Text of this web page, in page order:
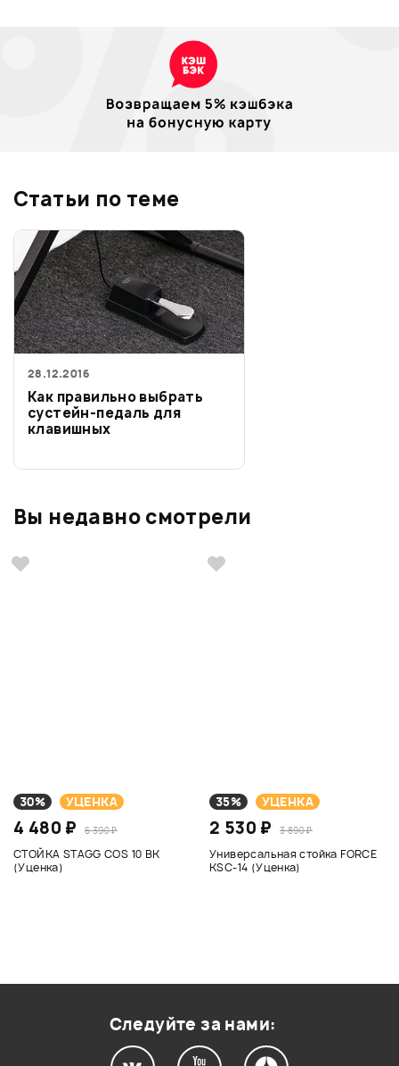
Статьи по теме
28.12.2016
Как правильно выбрать
сустейн-педаль для
клавишных
Вы недавно смотрели
30% УЦЕНКА
4 480 ₽ 6 390 ₽
СТОЙКА STAGG COS 10 BK
(Уценка)
35% УЦЕНКА
2 530 ₽ 3 890 ₽
Универсальная стойка FORCE
KSC-14 (Уценка)
Следуйте за нами: